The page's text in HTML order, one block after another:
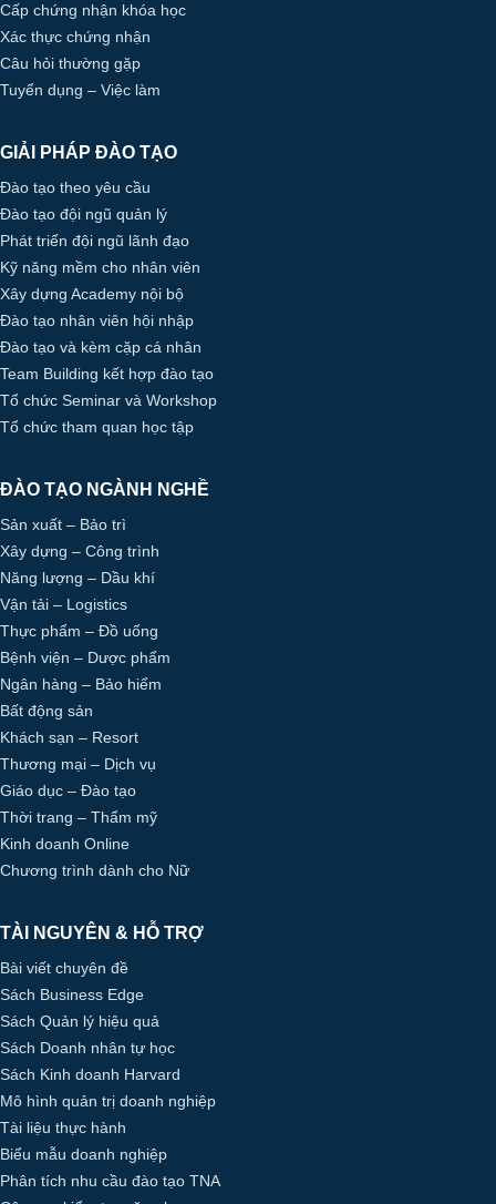
Cấp chứng nhận khóa học
Xác thực chứng nhận
Câu hỏi thường gặp
Tuyển dụng – Việc làm
GIẢI PHÁP ĐÀO TẠO
Đào tạo theo yêu cầu
Đào tạo đội ngũ quản lý
Phát triển đội ngũ lãnh đạo
Kỹ năng mềm cho nhân viên
Xây dựng Academy nội bộ
Đào tạo nhân viên hội nhập
Đào tạo và kèm cặp cá nhân
Team Building kết hợp đào tạo
Tổ chức Seminar và Workshop
Tổ chức tham quan học tập
ĐÀO TẠO NGÀNH NGHỀ
Sản xuất – Bảo trì
Xây dựng – Công trình
Năng lượng – Dầu khí
Vận tải – Logistics
Thực phẩm – Đồ uống
Bệnh viện – Dược phẩm
Ngân hàng – Bảo hiểm
Bất động sản
Khách sạn – Resort
Thương mại – Dịch vụ
Giáo dục – Đào tạo
Thời trang – Thẩm mỹ
Kinh doanh Online
Chương trình dành cho Nữ
TÀI NGUYÊN & HỖ TRỢ
Bài viết chuyên đề
Sách Business Edge
Sách Quản lý hiệu quả
Sách Doanh nhân tự học
Sách Kinh doanh Harvard
Mô hình quản trị doanh nghiệp
Tài liệu thực hành
Biểu mẫu doanh nghiệp
Phân tích nhu cầu đào tạo TNA